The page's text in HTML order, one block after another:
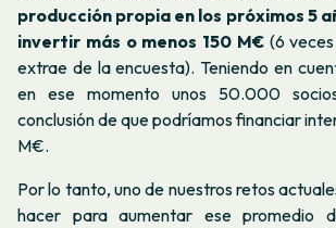
producción propia en los próximos 5
invertir más o menos 150 M€(6 veces
extrae de la encuesta). Teniendo en
en ese momento unos 50.000
conclusión de que podríamos financiar
M€.
Por lo tanto, uno de nuestros retos
hacer para aumentar ese promedio